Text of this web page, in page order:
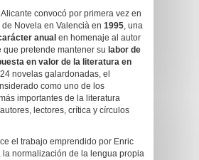
convocó por primera vez en
de Novela en Valencià en 1995, una
anual en homenaje al autor
que pretende mantener su labor de
en valor de la literatura en
novelas galardonadas, el
como uno de los
importantes de la literatura
lectores, crítica y círculos
el trabajo emprendido por Enric
la normalización de la lengua propia